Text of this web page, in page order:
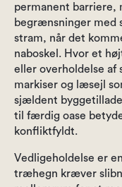
permanent barriere,
begrænsninger med
stram, når det
naboskel. Hvor et
eller overholdelse af
markiser og læsejl
sjældent
til færdig oase
konfliktfyldt.
Vedligeholdelse er
træhegn kræver